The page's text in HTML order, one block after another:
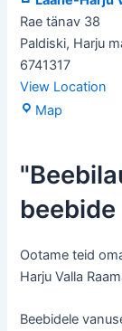
Rae tänav 38
Paldiski, Harju
6741317
View Location
Map
Ootame teid
Harju Valla
Beebidele